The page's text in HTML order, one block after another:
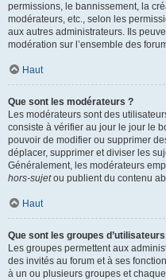
permissions, le bannissement, la
modérateurs, etc., selon les
aux autres administrateurs. Ils
modération sur l’ensemble des
Haut
Que sont les modérateurs ?
Les modérateurs sont des
consiste à vérifier au jour le jour le
pouvoir de modifier ou supprimer
déplacer, supprimer et diviser les
Généralement, les modérateurs
hors-sujetou publient du contenu
Haut
Que sont les groupes
Les groupes permettent aux
des invités au forum et à ses
à un ou plusieurs groupes et